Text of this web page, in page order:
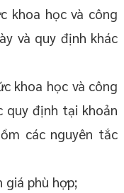
khoa học và công
và quy định khác
khoa học và công
quy định tại khoản
các nguyên tắc
giá phù hợp;